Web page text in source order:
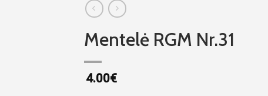
Mentelė RGM Nr.31
4.00€